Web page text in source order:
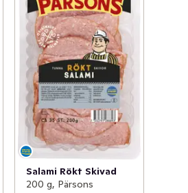
Salami Rökt Skivad
200 g, Pärsons